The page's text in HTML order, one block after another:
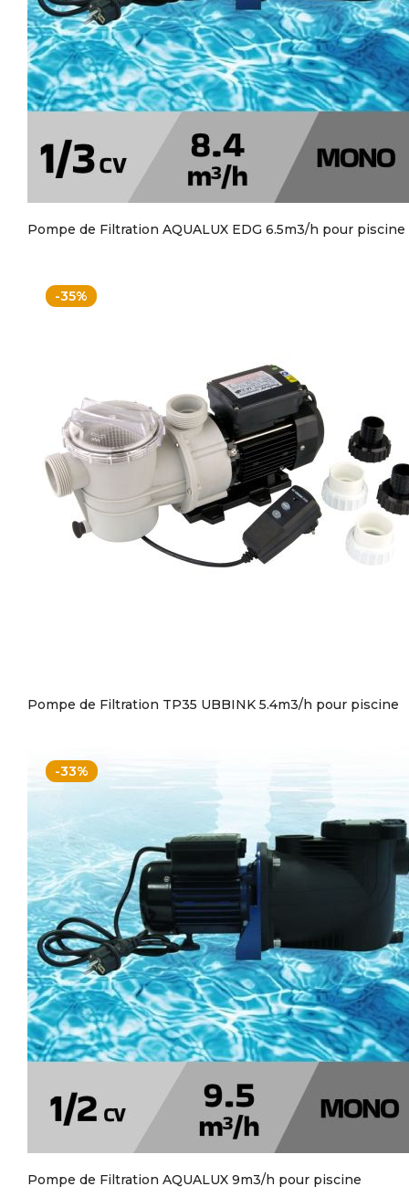
Pompe de Filtration AQUALUX EDG 6.5m3/h pour piscine
-35%
Pompe de Filtration TP35 UBBINK 5.4m3/h pour piscine
-33%
Pompe de Filtration AQUALUX 9m3/h pour piscine